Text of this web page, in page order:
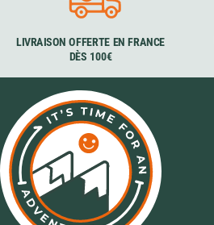
LIVRAISON OFFERTE EN FRANCE
DÈS 100€